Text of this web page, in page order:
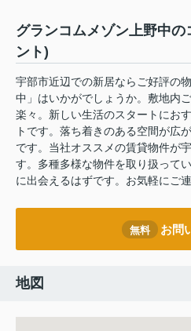
グランコムメゾン上野中
ント)
宇部市近辺での新居ならご好評の
中」はいかがでしょうか。敷地内
楽々。新しい生活のスタートにお
トです。落ち着きのある空間が広
です。当社オススメの賃貸物件が
す。多種多様な物件を取り扱って
に出会えるはずです。お気軽にご連
無料 お問
地図